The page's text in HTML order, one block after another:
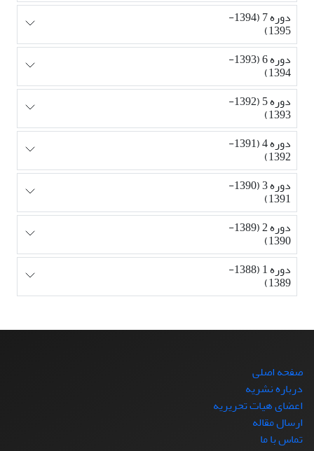
دوره 7 (1394-
1395)
دوره 6 (1393-
1394)
دوره 5 (1392-
1393)
دوره 4 (1391-
1392)
دوره 3 (1390-
1391)
دوره 2 (1389-
1390)
دوره 1 (1388-
1389)
صفحه اصلی
درباره نشریه
اعضای هیات تحریریه
ارسال مقاله
تماس با ما